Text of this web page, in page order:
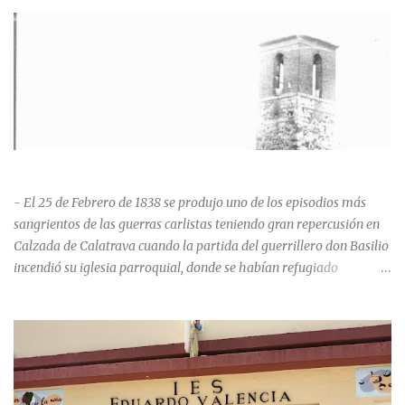
- El 25 de Febrero de 1838 se produjo uno de los episodios más
sangrientos de las guerras carlistas teniendo gran repercusión en
Calzada de Calatrava cuando la partida del guerrillero don Basilio
incendió su iglesia parroquial, donde se habían refugiado
población se inclinó por el bando Carlista. Según Madoz, murieron
163 personas que "se defendieron heroicamente muriendo como
nuevos numantinos, siendo presa de las llamas todo ese crecido
número de españoles de uno y otro sexo, dignos de mejor suerte y